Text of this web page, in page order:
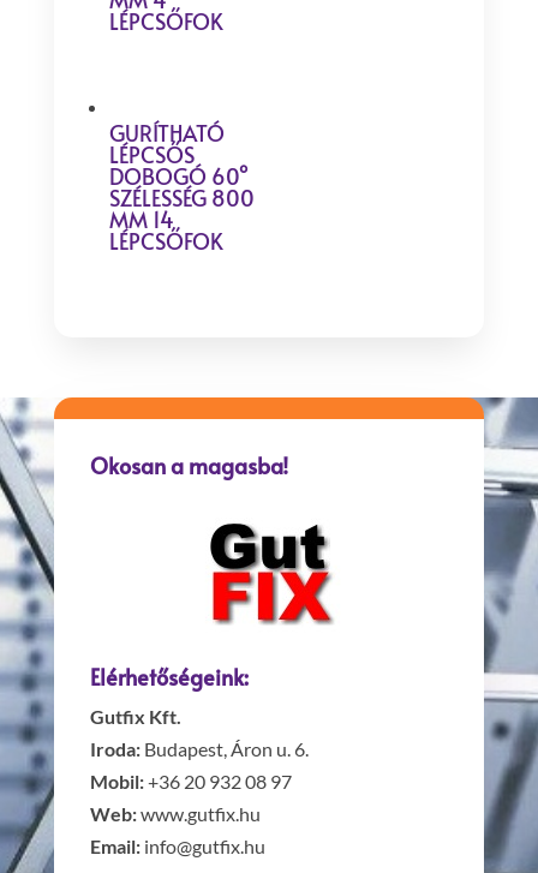
LÉPCSŐFOK
GURÍTHATÓ
LÉPCSŐS
DOBOGÓ 60°
SZÉLESSÉG 800
MM 14
LÉPCSŐFOK
Okosan a magasba!
Elérhetőségeink:
Gutfix Kft.
Iroda:Budapest, Áron u. 6.
Mobil:+36 20 932 08 97
Web:www.gutfix.hu
Email: info@gutfix.hu